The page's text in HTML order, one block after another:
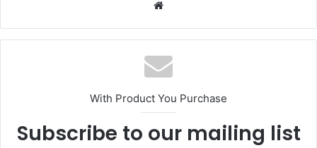
With Product You Purchase
Subscribe to our mailing list